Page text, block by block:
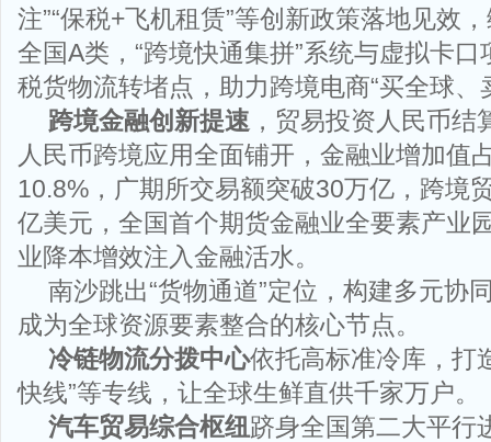
注”“保税+飞机租赁”等创新政策落地见效
全国A类，“跨境快通集拼”系统与虚拟卡
税货物流转堵点，助力跨境电商“买全球、
跨境金融创新提速 ，贸易投资人民币
人民币跨境应用全面铺开，金融业增加值
10.8%，广期所交易额突破30万亿，跨境
亿美元，全国首个期货金融业全要素产业
业降本增效注入金融活水。
南沙跳出“货物通道”定位，构建多元协
成为全球资源要素整合的核心节点。
冷链物流分拨中心依托高标准冷库，打
快线”等专线，让全球生鲜直供千家万户。
汽车贸易综合枢纽跻身全国第二大平行